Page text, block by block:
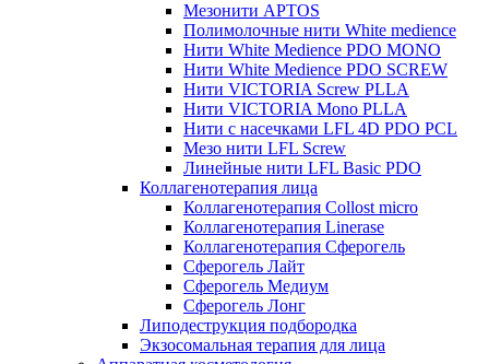
Мезонити APTOS
Полимолочные нити White medience
Нити White Medience PDO MONO
Нити White Medience PDO SCREW
Нити VICTORIA Screw PLLA
Нити VICTORIA Mono PLLA
Нити с насечками LFL 4D PDO PCL
Мезо нити LFL Screw
Линейные нити LFL Basic PDO
Коллагенотерапия лица
Коллагенотерапия Collost micro
Коллагенотерапия Linerase
Коллагенотерапия Сферогель
Сферогель Лайт
Сферогель Медиум
Сферогель Лонг
Липодеструкция подбородка
Экзосомальная терапия для лица